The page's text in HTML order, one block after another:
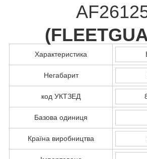
(
Характеристика
Негабарит
код УКТЗЕД
Базова одиниця
Країна виробництва